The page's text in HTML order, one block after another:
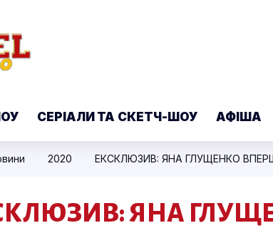
СЕРІАЛИ ТА СКЕТЧ-ШОУ АФІША
2020 ЕКСКЛЮЗИВ: ЯНА ГЛУЩЕНКО
ЯНА